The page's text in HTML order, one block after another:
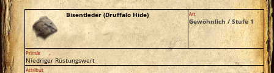
Bisentleder (Druffalo Hide) Art
Gewöhnlich / Stufe 1
Primär
Niedriger Rüstungswert
Attribut